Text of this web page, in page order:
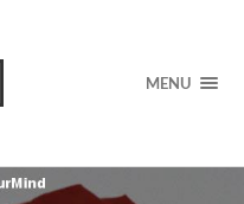
MENU